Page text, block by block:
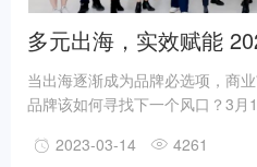
多元出海，实效赋能
出海私享会成功举办！
当出海逐渐成为品牌必选项，商
品牌该如何寻找下一个风口？3
市场的前沿洞察、全球化营销热
2023-03-14 4261